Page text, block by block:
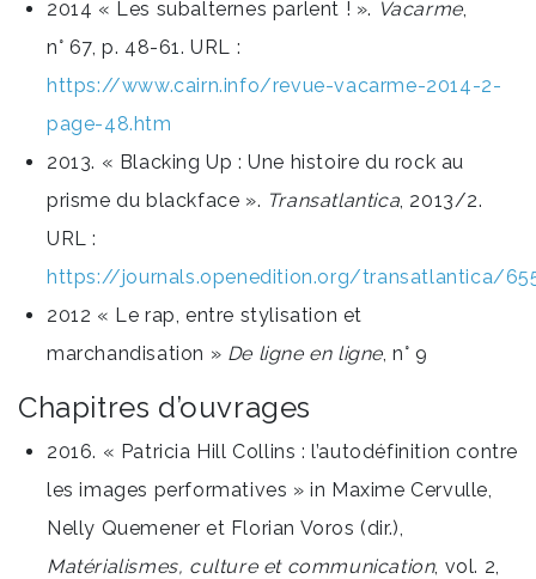
2014 « Les subalternes parlent ! ». Vacarme,
n° 67, p. 48-61. URL :
https://www.cairn.info/revue-vacarme-2014-2-
page-48.htm
2013. « Blacking Up : Une histoire du rock au
prisme du blackface ». Transatlantica, 2013/2.
URL :
https://journals.openedition.org/transatlantica/
2012 « Le rap, entre stylisation et
marchandisation » De ligne en ligne, n° 9
Chapitres d’ouvrages
2016. « Patricia Hill Collins : l’autodéfinition contre
les images performatives » in Maxime Cervulle,
Nelly Quemener et Florian Voros (dir.),
Matérialismes, culture et communication, vol. 2,